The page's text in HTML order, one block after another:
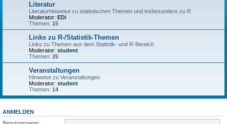
Literatur
Literaturhinweise zu statistischen Themen und insbesondere zu R
Moderator: EDi
Themen: 15
Links zu R-/Statistik-Themen
Links zu Themen aus dem Statistik- und R-Bereich
Moderator: student
Themen: 25
Veranstaltungen
Hinweise zu Veranstaltungen
Moderator: student
Themen: 14
ANMELDEN